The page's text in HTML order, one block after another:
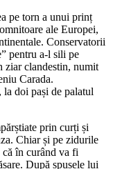
pe torn a unui prinț
ale Europei,
Conservatorii
pentru a-l sili pe
ziar clandestin, numit
Carada.
doi pași de palatul
prin curți și
Chiar și pe zidurile
că în curând va fi
După spusele lui